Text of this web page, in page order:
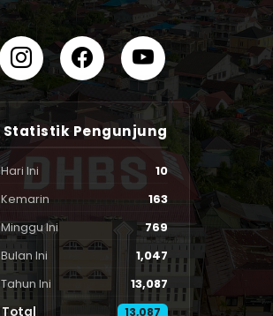
Statistik Pengunjung
Hari Ini
10
Kemarin
163
Minggu Ini
769
Bulan Ini
1,047
Tahun Ini
13,087
Total 13,087